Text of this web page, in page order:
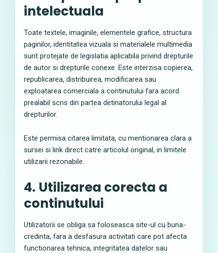
intelectuala
Toate textele, imaginile, elementele grafice, structura
paginilor, identitatea vizuala si materialele multimedia
sunt protejate de legislatia aplicabila privind drepturile
de autor si drepturile conexe. Este interzisa copierea,
republicarea, distribuirea, modificarea sau
exploatarea comerciala a continutului fara acord
prealabil scris din partea detinatorului legal al
drepturilor.
Este permisa citarea limitata, cu mentionarea clara a
sursei si link direct catre articolul original, in limitele
utilizarii rezonabile.
4. Utilizarea corecta a
continutului
Utilizatorii se obliga sa foloseasca site-ul cu buna-
credinta, fara a desfasura activitati care pot afecta
functionarea tehnica, integritatea datelor sau